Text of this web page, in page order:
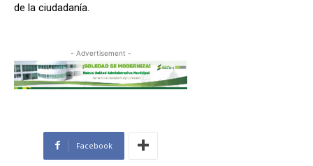
de la ciudadanía.
- Advertisement -
Facebook